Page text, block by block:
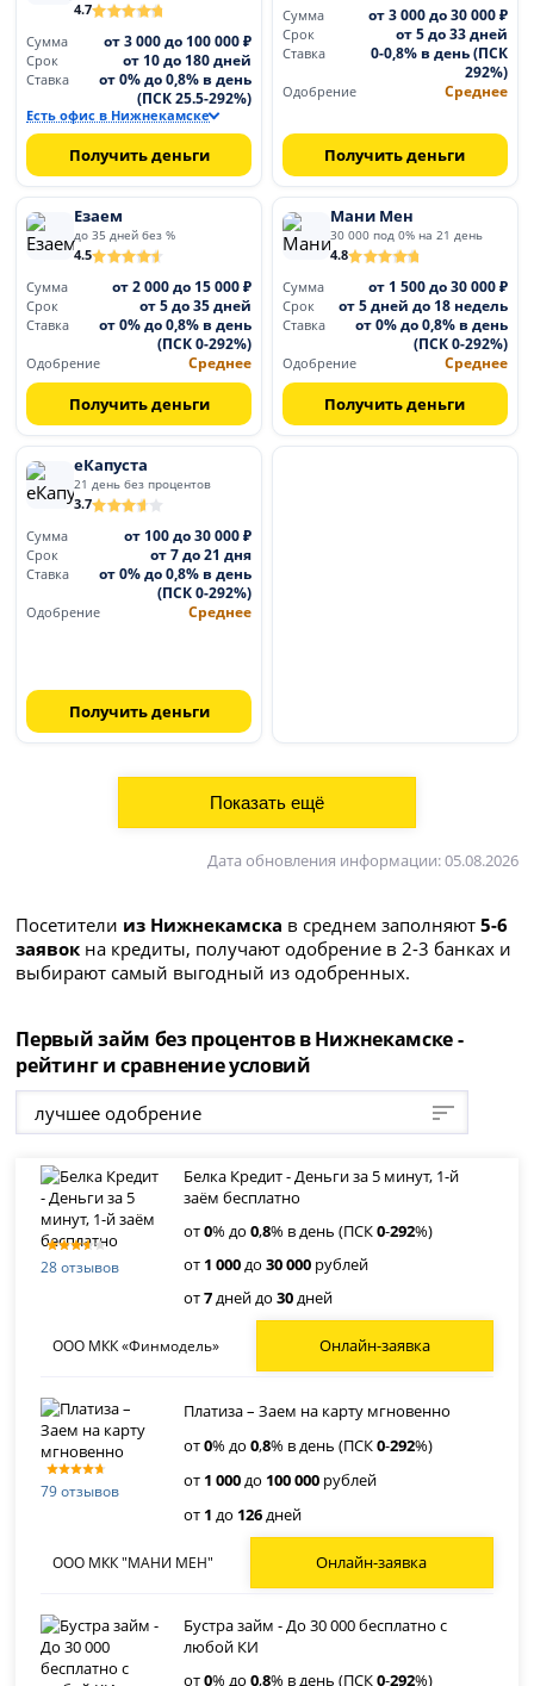
4.7
Сумма
от 3 000 до 100 000 ₽
Срок от 10 до 180 дней
Ставка
от 0% до 0,8% в день
(ПСК 25.5-292%)
Есть офис в Нижнекамске
Получить деньги
Сумма от 3 000 до 30 000 ₽
Срок от 5 до 33 дней
Ставка
0-0,8% в день (ПСК
292%)
Одобрение Среднее
Получить деньги
Езаем
до 35 дней без %
4.5
Сумма
от 2 000 до 15 000 ₽
Срок от 5 до 35 дней
Ставка
от 0% до 0,8% в день
(ПСК 0-292%)
Одобрение Среднее
Получить деньги
Мани Мен
30 000 под 0% на 21 день
4.8
Сумма
от 1 500 до 30 000 ₽
Срок от 5 дней до 18 недель
Ставка
от 0% до 0,8% в день
(ПСК 0-292%)
Одобрение Среднее
Получить деньги
еКапуста
21 день без процентов
3.7
Сумма
от 100 до 30 000 ₽
Срок от 7 до 21 дня
Ставка
от 0% до 0,8% в день
(ПСК 0-292%)
Одобрение Среднее
Получить деньги
Дата обновления информации: 05.08.2026
Посетители из Нижнекамска в среднем заполняют5-6
заявок на кредиты, получают одобрение в 2-3 банках и
выбирают самый выгодный из одобренных.
Первый займ без процентов в Нижнекамске -
рейтинг и сравнение условий
лучшее одобрение
28 отзывов
Белка Кредит - Деньги за 5 минут, 1-й
заём бесплатно
от0% до0,8% в день (ПСК0-292%)
от 1 000до30 000 рублей
от7дней до30дней
ООО МКК «Финмодель» Онлайн-заявка
79 отзывов
Платиза – Заем на карту мгновенно
от0% до0,8% в день (ПСК0-292%)
от 1 000до 100 000 рублей
от 1 до 126дней
ООО МКК "МАНИ МЕН" Онлайн-заявка
Бустра займ - До 30 000 бесплатно с
любой КИ
от0% до0,8% в день (ПСК0-292%)